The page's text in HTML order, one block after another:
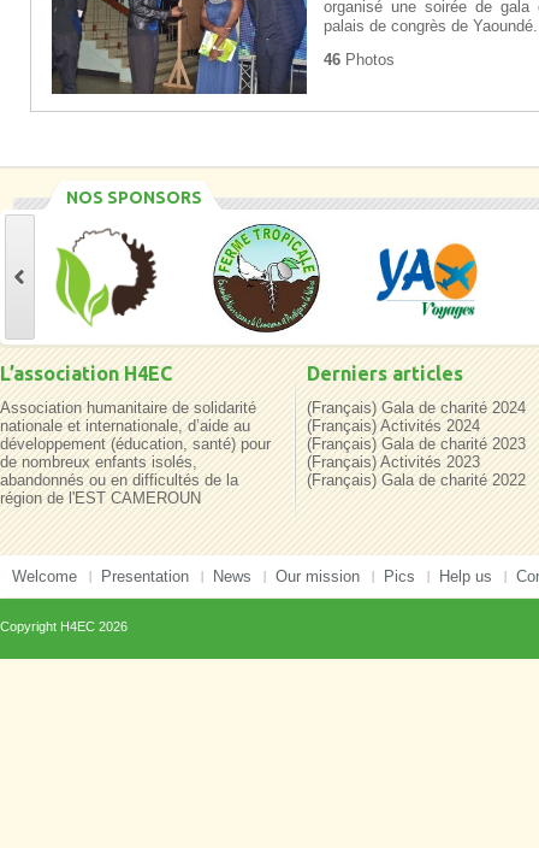
organisé une soirée de
palais de congrès de Yaoundé.
46 Photos
NOS SPONSORS
L’association H4EC
Association humanitaire de solidarité
nationale et internationale, d’aide au
développement (éducation, santé) pour
de nombreux enfants isolés,
abandonnés ou en difficultés de la
région de l'EST CAMEROUN
Derniers articles
(Français) Gala de charité 2024
(Français) Activités 2024
(Français) Gala de charité 2023
(Français) Activités 2023
(Français) Gala de charité 2022
Welcome Presentation News Our mission Pics Help us
Copyright H4EC 2026